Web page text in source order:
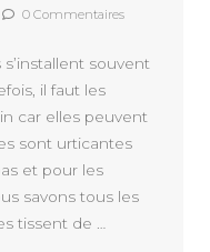
0 Commentaires
souvent
il faut les
car elles peuvent
sont urticantes
et pour les
savons tous les
tissent de …